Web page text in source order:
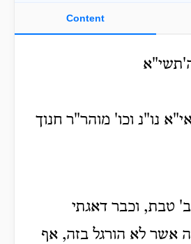
Content
נו"נ וכו' מוהר"ר חנוך
טבת, וכבר דאגתי
אשר לא הורגל בזה, אף